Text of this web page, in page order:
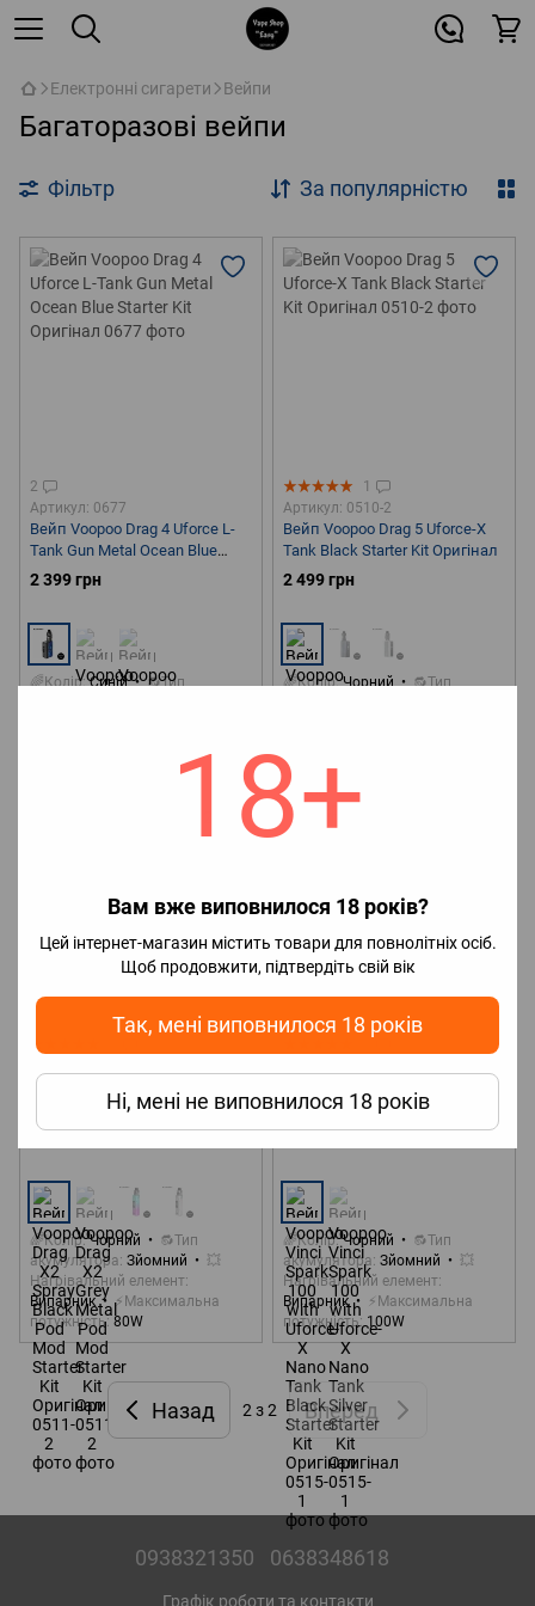
18+
Вам вже виповнилося 18 років?
Цей інтернет-магазин містить товари для повнолітніх осіб.
Щоб продовжити, підтвердіть свій вік
Так, мені виповнилося 18 років
Ні, мені не виповнилося 18 років
Електронні сигарети Вейпи
Багаторазові вейпи
Фільтр За популярністю
2
Артикул: 0677
Вейп Voopoo Drag 4 Uforce L-
Tank Gun Metal Ocean Blue
Starter Kit Оригінал
2 399 грн
🌈Колір Синій
🔂Тип
1
Артикул: 0510-2
Вейп Voopoo Drag 5 Uforce-X
Tank Black Starter Kit Оригінал
2 499 грн
🌈Колір Чорний
🔂Тип
потужність
Black Pod Mod Starter Kit
Оригінал
🌈Колір Чорний
🔂Тип
акумулятора Зйомний
💥
Нагрівальний елемент
Випарник
⚡Максимальна
потужність 80W
with Uforce-X Nano Tank Black
Starter Kit Оригінал
🌈Колір Чорний
🔂Тип
акумулятора Зйомний
💥
Нагрівальний елемент
Випарник
⚡Максимальна
потужність 100W
Назад 2з 2 Вперед
0938321350 0638348618
Графік роботи та контакти